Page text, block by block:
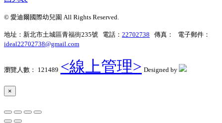
© 愛迪爾國際幼兒園 All Rights Reserved.
地址：新北市土城區青福街235號 電話： 22702738 傳真： 電子郵件：
ideal22702738@gmail.com
瀏覽人數： 121489 <線上管理> Designed by
×